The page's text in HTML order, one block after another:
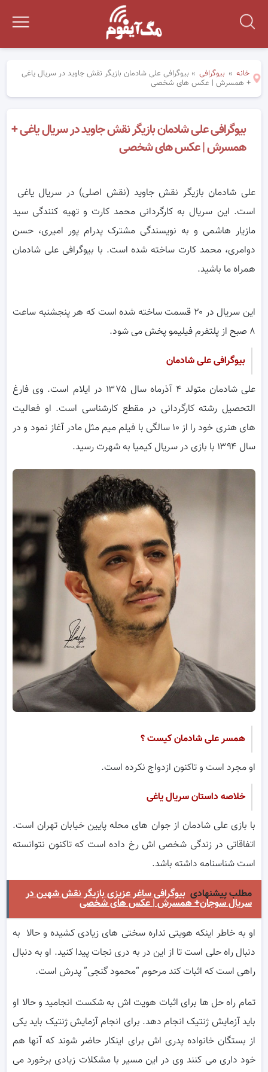
خانه » بیوگرافی » بیوگرافی علی شادمان بازیگر نقش جاوید در سریال یاغی
+ همسرش | عکس های شخصی
بیوگرافی علی شادمان بازیگر نقش جاوید در سریال یاغی +
همسرش | عکس های شخصی
علی شادمان بازیگر نقش جاوید (نقش اصلی) در سریال یاغی
است. این سریال به کارگردانی محمد کارت و تهیه کنندگی سید
مازیار هاشمی و به نویسندگی مشترک پدرام پور امیری، حسن
دوامری، محمد کارت ساخته شده است. با بیوگرافی علی شادمان
همراه ما باشید.
این سریال در ۲۰ قسمت ساخته شده است که هر پنجشنبه ساعت
۸ صبح از پلتفرم فیلیمو پخش می شود.
بیوگرافی علی شادمان
علی شادمان متولد ۴ آذرماه سال ۱۳۷۵ در ایلام است. وی فارغ
التحصیل رشته کارگردانی در مقطع کارشناسی است. او فعالیت
های هنری خود را از ۱۰ سالگی با فیلم میم مثل مادر آغاز نمود و در
سال ۱۳۹۴ با بازی در سریال کیمیا به شهرت رسید.
همسر علی شادمان کیست ؟
او مجرد است و تاکنون ازدواج نکرده است.
خلاصه داستان سریال یاغی
با بازی علی شادمان از جوان های محله پایین خیابان تهران است.
اتفاقاتی در زندگی شخصی اش رخ داده است که تاکنون نتوانسته
است شناسنامه داشته باشد.
مطلب پیشنهادی بیوگرافی ساغر عزیزی بازیگر نقش شهین در
سریال سوجان+ همسرش | عکس های شخصی
او به خاطر اینکه هویتی نداره سختی های زیادی کشیده و حالا به
دنبال راه حلی است تا از این در به دری نجات پیدا کنید. او به دنبال
راهی است که اثبات کند مرحوم “محمود گنجی” پدرش است.
تمام راه حل ها برای اثبات هویت اش به شکست انجامید و حالا او
باید آزمایش ژنتیک انجام دهد. برای انجام آزمایش ژنتیک باید یکی
از بستگان خانواده پدری اش برای اینکار حاضر شوند که آنها هم
خود داری می کنند وی در این مسیر با مشکلات زیادی برخورد می